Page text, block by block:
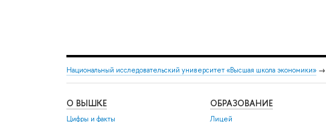
Национальный исследовательский университет «Высшая школа экономики» →
О ВЫШКЕ
Цифры и факты
ОБРАЗОВАНИЕ
Лицей